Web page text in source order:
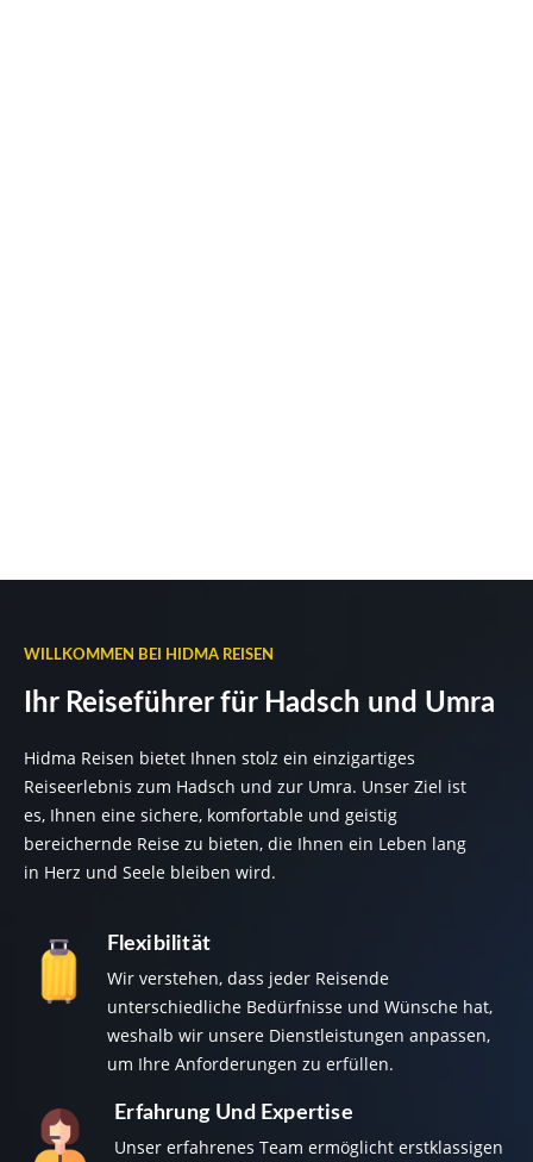
WILLKOMMEN BEI HIDMA REISEN
Ihr Reiseführer für Hadsch und Umra
Hidma Reisen bietet Ihnen stolz ein einzigartiges
Reiseerlebnis zum Hadsch und zur Umra. Unser Ziel ist
es, Ihnen eine sichere, komfortable und geistig
bereichernde Reise zu bieten, die Ihnen ein Leben lang
in Herz und Seele bleiben wird.
Flexibilität
Wir verstehen, dass jeder Reisende
unterschiedliche Bedürfnisse und Wünsche hat,
weshalb wir unsere Dienstleistungen anpassen,
um Ihre Anforderungen zu erfüllen.
Erfahrung Und Expertise
Unser erfahrenes Team ermöglicht erstklassigen